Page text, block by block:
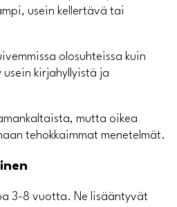
usein kellertävä tai
olosuhteissa kuin
kirjahyllyistä ja
mutta oikea
tehokkaimmat menetelmät.
3-8 vuotta. Ne lisääntyvät